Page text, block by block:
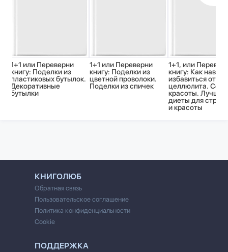
1+1 или Переверни
книгу: Поделки из
пластиковых бутылок.
Декоративные
бутылки
1+1 или Переверни
книгу: Поделки из
цветной проволоки.
Поделки из спичек
1+1, или
книгу: Как
избавиться от
целлюлита.
красоты. Лучшие
диеты для
и красоты
КНИГОЛЮБ
Обратная связь
Пользовательское соглашение
Политика конфиденциальности
Cookie
ПОДДЕРЖКА